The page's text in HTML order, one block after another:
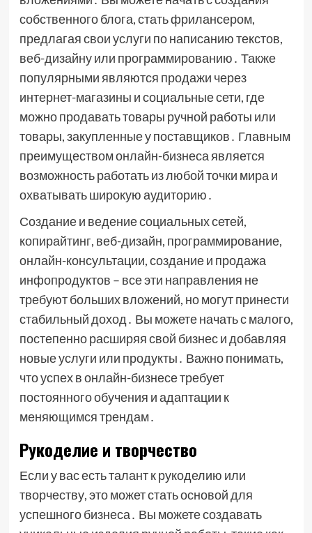
собственного блога, стать фрилансером,
предлагая свои услуги по написанию текстов,
веб-дизайну или программированию․ Также
популярными являются продажи через
интернет-магазины и социальные сети, где
можно продавать товары ручной работы или
товары, закупленные у поставщиков․ Главным
преимуществом онлайн-бизнеса является
возможность работать из любой точки мира и
охватывать широкую аудиторию․
Создание и ведение социальных сетей,
копирайтинг, веб-дизайн, программирование,
онлайн-консультации, создание и продажа
инфопродуктов – все эти направления не
требуют больших вложений, но могут принести
стабильный доход․ Вы можете начать с малого,
постепенно расширяя свой бизнес и добавляя
новые услуги или продукты․ Важно понимать,
что успех в онлайн-бизнесе требует
постоянного обучения и адаптации к
меняющимся трендам․
Рукоделие и творчество
Если у вас есть талант к рукоделию или
творчеству, это может стать основой для
успешного бизнеса․ Вы можете создавать